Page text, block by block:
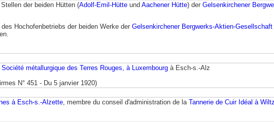
der beiden Hütten (Adolf-Emil-Hütte und Aachener Hütte) der Gelsenkirchener
Hochofenbetriebs der beiden Werke der Gelsenkirchener Bergwerks-Aktien-Gesellschaft
Société métallurgique des Terres Rouges, à Luxembourg à Esch-s.-Alz
N° 451 - Du 5 janvier 1920)
à Esch-s.-Alzette, membre du conseil d'administration de la Tannerie de Cuir Idéal à